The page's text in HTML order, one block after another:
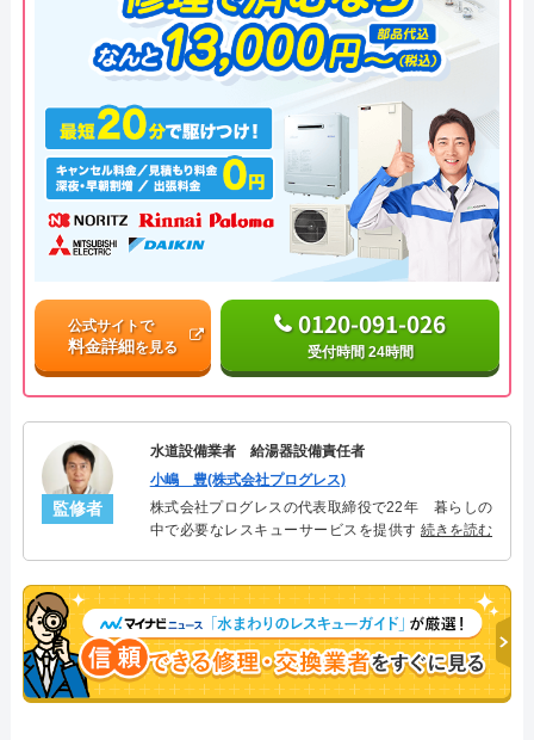
公式サイトで
料金詳細を見る
0120-091-026
受付時間 24時間
監修者
水道設備業者 給湯器設備責任者
小嶋 豊(株式会社プログレス)
株式会社プログレスの代表取締役で22年 暮らしの
中で必要なレスキューサービスを提供する株式会社
決。多くのお客様に信頼される「給湯器」のスペシ
ャリスト。
続きを読む